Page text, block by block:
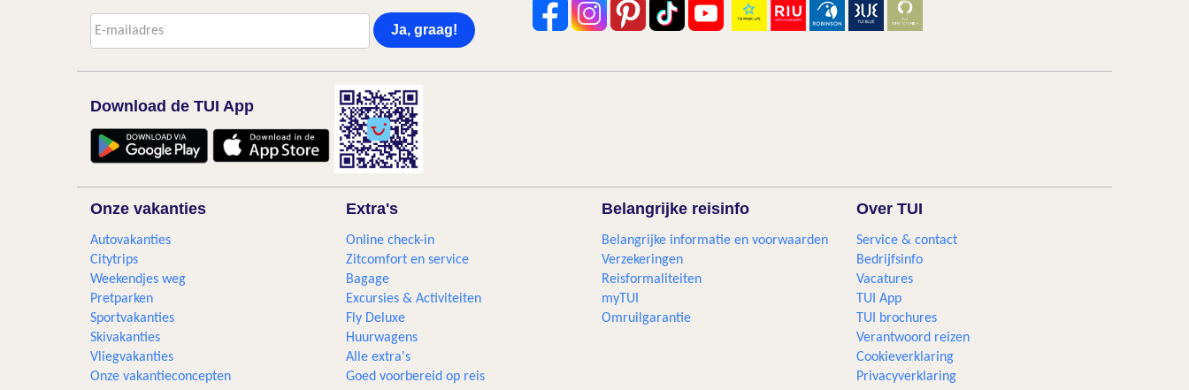
Ja, graag!
Download de TUI App
Onze vakanties
Autovakanties
Citytrips
Weekendjes weg
Pretparken
Sportvakanties
Skivakanties
Vliegvakanties
Onze vakantieconcepten
Extra's
Online check-in
Zitcomfort en service
Bagage
Excursies & Activiteiten
Fly Deluxe
Huurwagens
Alle extra's
Goed voorbereid op reis
Belangrijke reisinfo
Belangrijke informatie en voorwaarden
Verzekeringen
Reisformaliteiten
myTUI
Omruilgarantie
Over TUI
Service & contact
Bedrijfsinfo
Vacatures
TUI App
TUI brochures
Verantwoord reizen
Cookieverklaring
Privacyverklaring